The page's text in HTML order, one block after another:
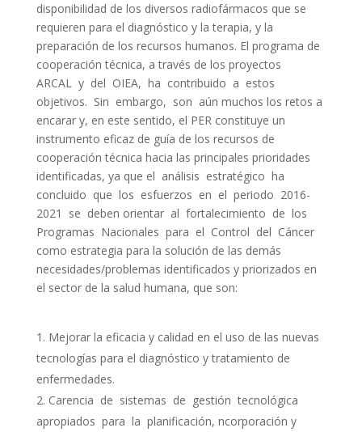
disponibilidad de los diversos radiofármacos que se
requieren para el diagnóstico y la terapia, y la
preparación de los recursos humanos. El programa de
cooperación técnica, a través de los proyectos
ARCAL y del OIEA, ha contribuido a estos
objetivos. Sin embargo, son aún muchos los retos a
encarar y, en este sentido, el PER constituye un
instrumento eficaz de guía de los recursos de
cooperación técnica hacia las principales prioridades
identificadas, ya que el análisis estratégico ha
concluido que los esfuerzos en el periodo 2016-
2021 se deben orientar al fortalecimiento de los
Programas Nacionales para el Control del Cáncer
como estrategia para la solución de las demás
necesidades/problemas identificados y priorizados en
el sector de la salud humana, que son:
Mejorar la eficacia y calidad en el uso de las nuevas
tecnologías para el diagnóstico y tratamiento de
enfermedades.
Carencia de sistemas de gestión tecnológica
apropiados para la planificación, ncorporación y